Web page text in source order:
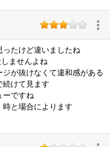
ったけど違いましたね
ませんよね
が抜けなくて違和感がある
続けて見ます
ーですね
と場合によります